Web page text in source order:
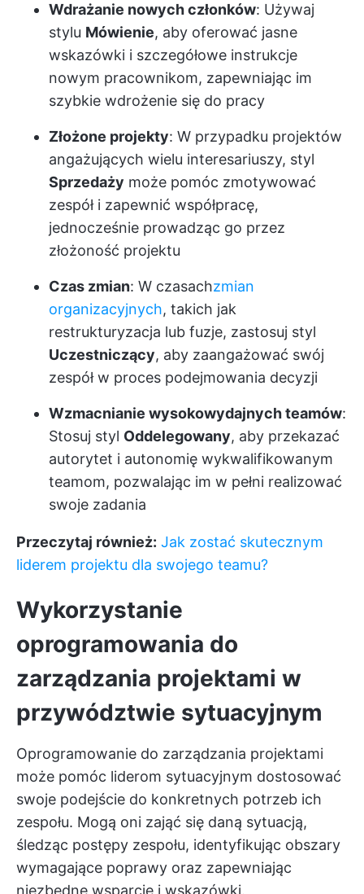
Wdrażanie nowych członków: Używaj
stylu Mówienie, aby oferować jasne
wskazówki i szczegółowe instrukcje
nowym pracownikom, zapewniając im
szybkie wdrożenie się do pracy
Złożone projekty: W przypadku projektów
angażujących wielu interesariuszy, styl
Sprzedaży może pomóc zmotywować
zespół i zapewnić współpracę,
jednocześnie prowadząc go przez
złożoność projektu
Czas zmian: W czasachzmian
organizacyjnych, takich jak
restrukturyzacja lub fuzje, zastosuj styl
Uczestniczący, aby zaangażować swój
zespół w proces podejmowania decyzji
Wzmacnianie wysokowydajnych teamów:
Stosuj styl Oddelegowany, aby przekazać
autorytet i autonomię wykwalifikowanym
teamom, pozwalając im w pełni realizować
swoje zadania
Przeczytaj również: Jak zostać skutecznym
liderem projektu dla swojego teamu?
Wykorzystanie
oprogramowania do
zarządzania projektami w
przywództwie sytuacyjnym
Oprogramowanie do zarządzania projektami
może pomóc liderom sytuacyjnym dostosować
swoje podejście do konkretnych potrzeb ich
zespołu. Mogą oni zająć się daną sytuacją,
śledząc postępy zespołu, identyfikując obszary
wymagające poprawy oraz zapewniając
niezbędne wsparcie i wskazówki.